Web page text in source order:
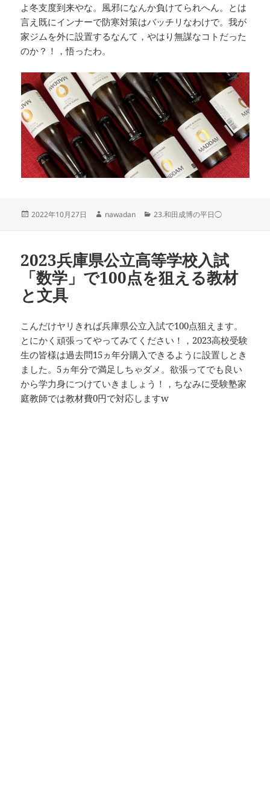
よ冬支度到来やな。風邪になんか負けてられへん。とは
言え既にインナーで防寒対策はバッチリなわけで。我が
家ジムを外に設置するなんて，やはり無謀なコトだった
のか？！，悟ったわ。
投
2022年10月27日
作
nawadan
カ
ー
23.和田成博の平日◯
2023兵庫県公立高等学校入試
「数学」で100点を狙える教材
と文具
こんだけヤリきれば兵庫県公立入試で100点狙えます。
とにかく頑張ってやってみてください！，2023高校受験
生の皆様は過去問15ヵ年分購入できるように設置しとき
ました。5ヵ年分で満足しちゃダメ。欲張ってでも良い
から学力身につけていきましょう！，ちなみに受験塾家
庭教師では教材費0円で対応しますw